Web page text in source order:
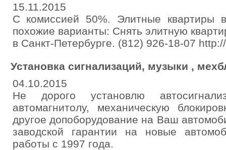
15.11.2015
C комиссией 50%. Элитные квартиры
похожие варианты: Снять элитную
в Санкт-Петербурге. (812) 926-18-07
Установка сигнализаций, музыки ,
04.10.2015
Не дорого установлю
автомагнитолу, механическую
другое допоборудование на Ваш
заводской гарантии на новые
работы с 1997 года.